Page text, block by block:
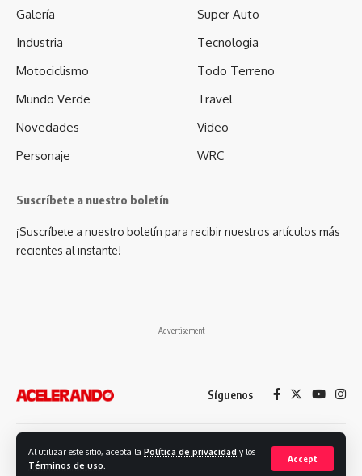
Al utilizar este sitio, acepta la Política de privacidad y los
Términos de uso
Accept
Galería
Industria
Motociclismo
Mundo Verde
Novedades
Personaje
Super Auto
Tecnologia
Todo Terreno
Travel
Video
WRC
Suscríbete a nuestro boletín
¡Suscríbete a nuestro boletín para recibir nuestros artículos más
recientes al instante!
- Advertisement -
Síguenos
© 2023. Revista Acelerando, Todos los derechos reservados